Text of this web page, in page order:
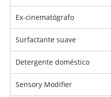
Ex-cinematógrafo
Surfactante suave
Detergente doméstico
Sensory Modifier